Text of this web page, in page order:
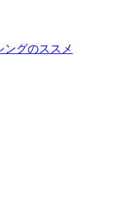
ングのススメ